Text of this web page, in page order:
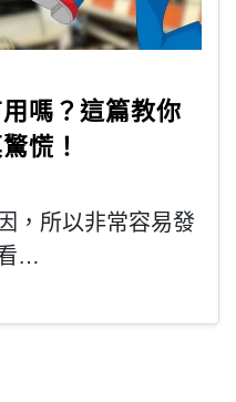
嗎？這篇教你
慌！
，所以非常容易發
…